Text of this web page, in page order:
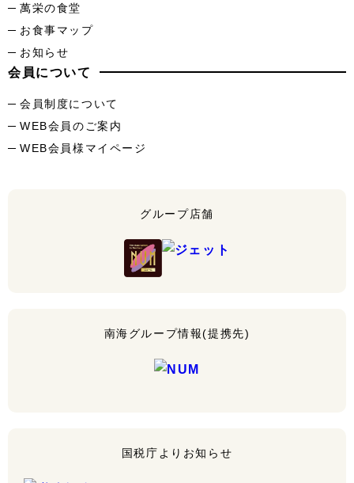
萬栄の食堂
お食事マップ
お知らせ
会員について
会員制度について
WEB会員のご案内
WEB会員様マイページ
グループ店舗
南海グループ情報(提携先)
国税庁よりお知らせ